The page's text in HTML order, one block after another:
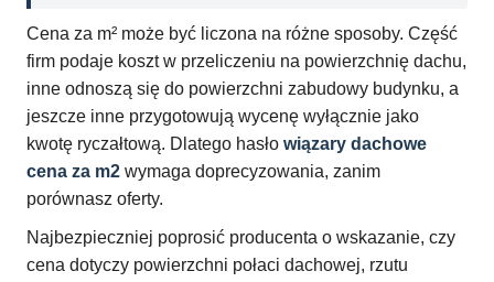
Cena za m² może być liczona na różne sposoby. Część
firm podaje koszt w przeliczeniu na powierzchnię dachu,
inne odnoszą się do powierzchni zabudowy budynku, a
jeszcze inne przygotowują wycenę wyłącznie jako
kwotę ryczałtową. Dlatego hasło wiązary dachowe
cena za m2 wymaga doprecyzowania, zanim
porównasz oferty.
Najbezpieczniej poprosić producenta o wskazanie, czy
cena dotyczy powierzchni połaci dachowej, rzutu